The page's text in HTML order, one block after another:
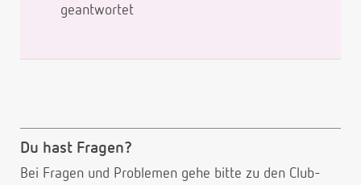
geantwortet
Du hast Fragen?
Bei Fragen und Problemen gehe bitte zu den Club-